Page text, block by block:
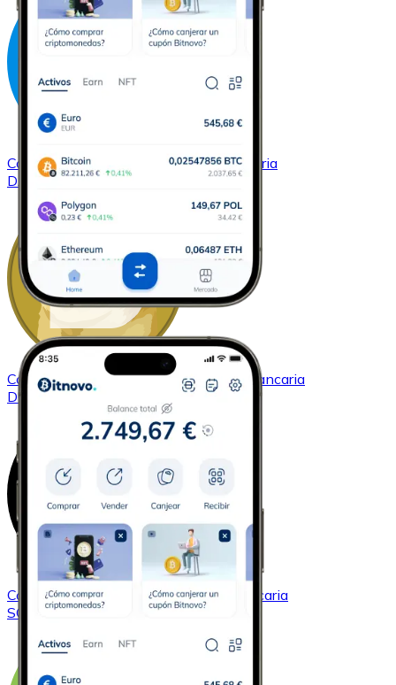
ComprarDash
con transferencia bancaria
DASH
ComprarDogecoincon transferencia bancaria
DOGE
ComprarSolana
con transferencia bancaria
SOL